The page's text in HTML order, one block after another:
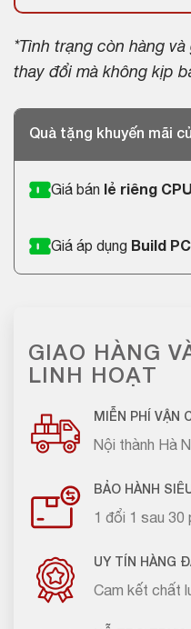
*Tình trạng còn hàng
thay đổi mà không kịp
Quà tặng khuyến mãi
Giá bán lẻ riêng CPU
Giá áp dụng Build PC
GIAO HÀNG
LINH HOẠT
MIỄN PHÍ VẬN
Nội thành Hà
BẢO HÀNH
1 đổi 1 sau 30
UY TÍN HÀNG
Cam kết chất